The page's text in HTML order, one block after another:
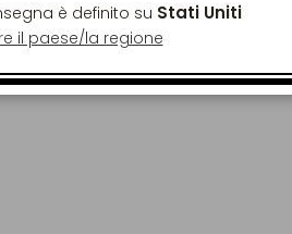
la
dalla Francia
a 150€ con
è definito su Stati Uniti
il paese/la regione